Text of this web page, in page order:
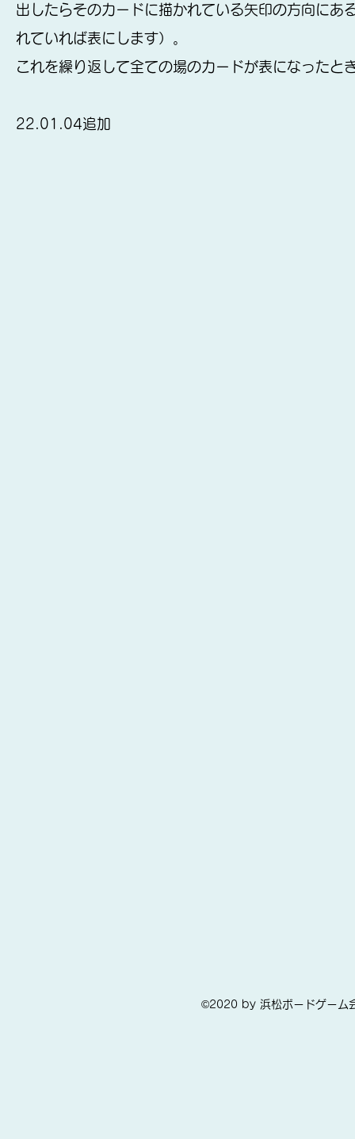
出したらそのカードに描かれている矢印の方向にあ
れていれば表にします）。
これを繰り返して全ての場のカードが表になった
22.01.04追加
©2020 by 浜松ボードゲーム